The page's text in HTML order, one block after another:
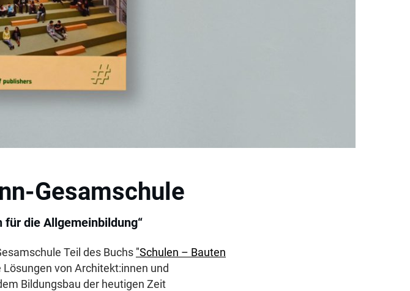
Gesamschule
für die Allgemeinbildung“
Teil des Buchs "Schulen – Bauten
von Architekt:innen und
Bildungsbau der heutigen Zeit